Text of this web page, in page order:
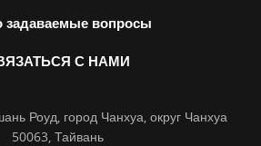
задаваемые вопросы
С НАМИ
Роуд, город Чанхуа, округ Чанхуа
50063, Тайвань